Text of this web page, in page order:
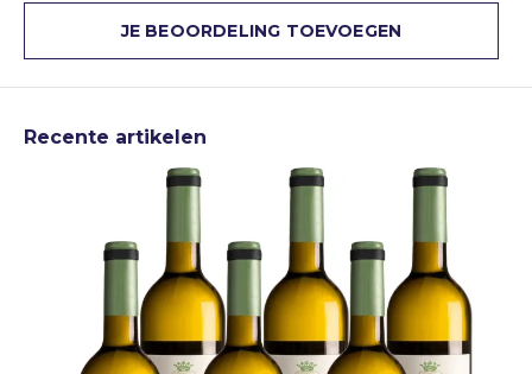
JE BEOORDELING TOEVOEGEN
Recente artikelen